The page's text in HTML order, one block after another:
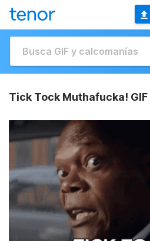
Tick Tock Muthafucka! GIF